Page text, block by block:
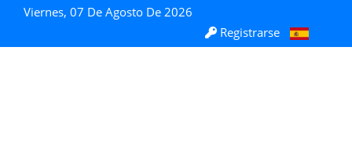
Viernes, 07 De Agosto De 2026
Registrarse